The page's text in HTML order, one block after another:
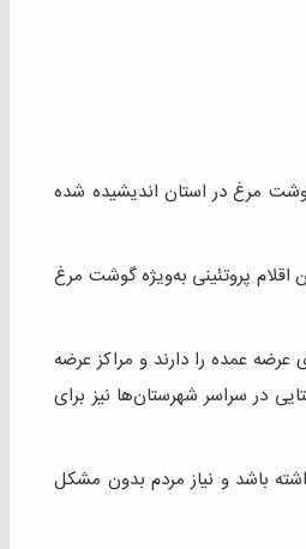
گوشت مرغ در استان اندیشیده شده
اقلام پروتئینی به‌ویژه گوشت مرغ
عرضه عمده را دارند و مراکز عرضه
در سراسر شهرستان‌ها نیز برای
باشد و نیاز مردم بدون مشکل